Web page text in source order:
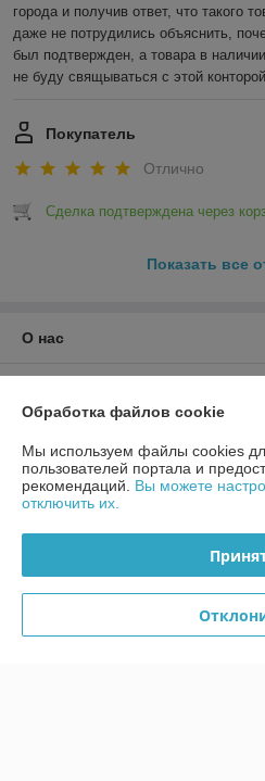
города и получив ответ, что такого
даже не потрудились объяснить,
был подтвержден, а товара в
не буду свящываться с этой
Покупатель
Отлично
Сделка подтверждена через
Показать все
О нас
График работы
Полная версия сайта
Политика обработки cookies
Обработка файлов cookie
Мы используем файлы cookies
пользователей портала и
рекомендаций. Вы можете
отключить их.